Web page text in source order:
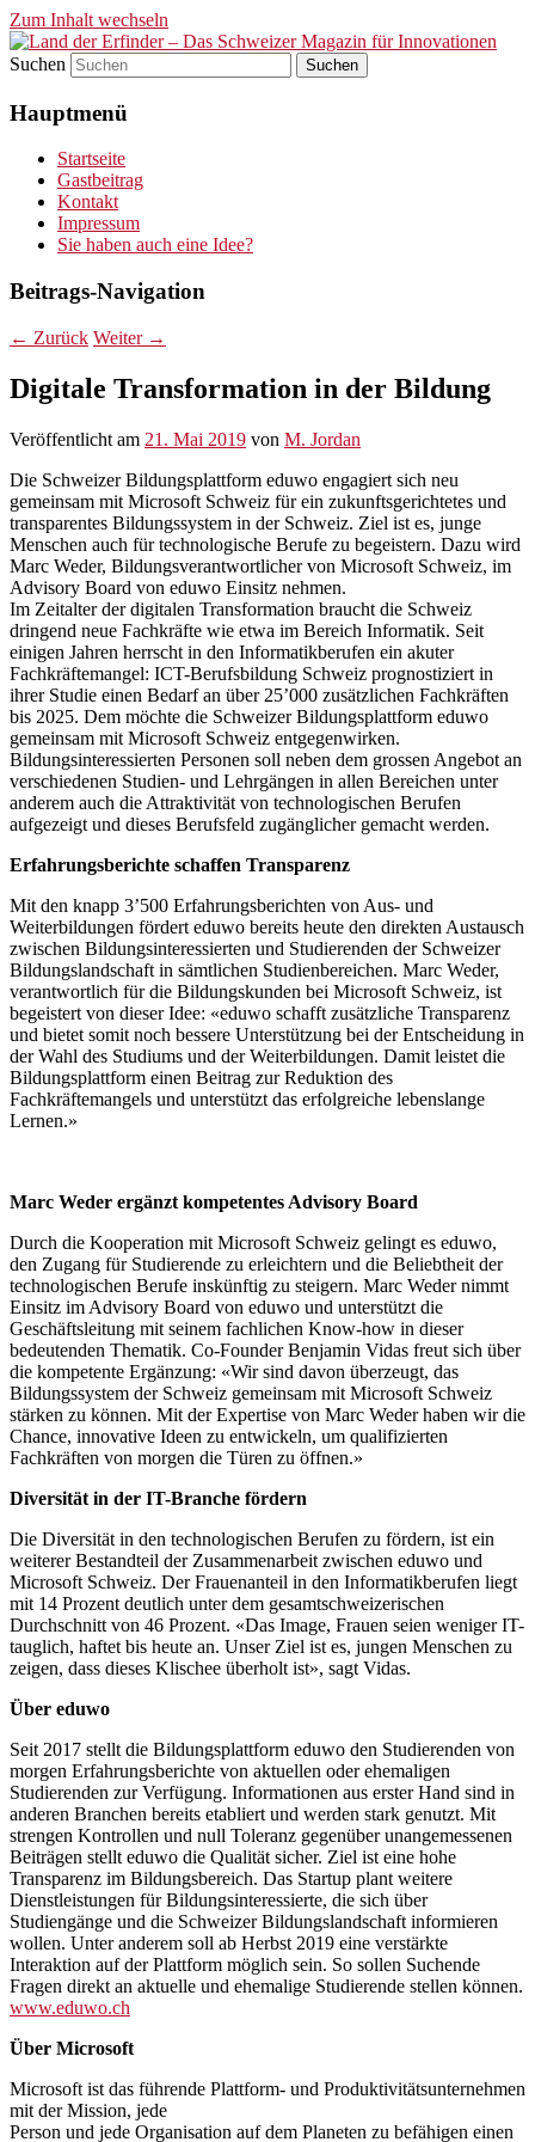
Zum Inhalt wechseln
Land der Erfinder – Das
Schweizer Magazin für
Innovationen
Suchen
Hauptmenü
Startseite
Gastbeitrag
Kontakt
Impressum
Sie haben auch eine Idee?
Beitrags-Navigation
← Zurück Weiter →
Digitale Transformation in der Bildung
Veröffentlicht am 21. Mai 2019 von M. Jordan
Die Schweizer Bildungsplattform eduwo engagiert sich neu
gemeinsam mit Microsoft Schweiz für ein zukunftsgerichtetes und
transparentes Bildungssystem in der Schweiz. Ziel ist es, junge
Menschen auch für technologische Berufe zu begeistern. Dazu wird
Marc Weder, Bildungsverantwortlicher von Microsoft Schweiz, im
Advisory Board von eduwo Einsitz nehmen.
Im Zeitalter der digitalen Transformation braucht die Schweiz
dringend neue Fachkräfte wie etwa im Bereich Informatik. Seit
einigen Jahren herrscht in den Informatikberufen ein akuter
Fachkräftemangel: ICT-Berufsbildung Schweiz prognostiziert in
ihrer Studie einen Bedarf an über 25’000 zusätzlichen Fachkräften
bis 2025. Dem möchte die Schweizer Bildungsplattform eduwo
gemeinsam mit Microsoft Schweiz entgegenwirken.
Bildungsinteressierten Personen soll neben dem grossen Angebot an
verschiedenen Studien- und Lehrgängen in allen Bereichen unter
anderem auch die Attraktivität von technologischen Berufen
aufgezeigt und dieses Berufsfeld zugänglicher gemacht werden.
Erfahrungsberichte schaffen Transparenz
Mit den knapp 3’500 Erfahrungsberichten von Aus- und
Weiterbildungen fördert eduwo bereits heute den direkten Austausch
zwischen Bildungsinteressierten und Studierenden der Schweizer
Bildungslandschaft in sämtlichen Studienbereichen. Marc Weder,
verantwortlich für die Bildungskunden bei Microsoft Schweiz, ist
begeistert von dieser Idee: «eduwo schafft zusätzliche Transparenz
und bietet somit noch bessere Unterstützung bei der Entscheidung in
der Wahl des Studiums und der Weiterbildungen. Damit leistet die
Bildungsplattform einen Beitrag zur Reduktion des
Fachkräftemangels und unterstützt das erfolgreiche lebenslange
Lernen.»
Marc Weder ergänzt kompetentes Advisory Board
Durch die Kooperation mit Microsoft Schweiz gelingt es eduwo,
den Zugang für Studierende zu erleichtern und die Beliebtheit der
technologischen Berufe inskünftig zu steigern. Marc Weder nimmt
Einsitz im Advisory Board von eduwo und unterstützt die
Geschäftsleitung mit seinem fachlichen Know-how in dieser
bedeutenden Thematik. Co-Founder Benjamin Vidas freut sich über
die kompetente Ergänzung: «Wir sind davon überzeugt, das
Bildungssystem der Schweiz gemeinsam mit Microsoft Schweiz
stärken zu können. Mit der Expertise von Marc Weder haben wir die
Chance, innovative Ideen zu entwickeln, um qualifizierten
Fachkräften von morgen die Türen zu öffnen.»
Diversität in der IT-Branche fördern
Die Diversität in den technologischen Berufen zu fördern, ist ein
weiterer Bestandteil der Zusammenarbeit zwischen eduwo und
Microsoft Schweiz. Der Frauenanteil in den Informatikberufen liegt
mit 14 Prozent deutlich unter dem gesamtschweizerischen
Durchschnitt von 46 Prozent. «Das Image, Frauen seien weniger IT-
tauglich, haftet bis heute an. Unser Ziel ist es, jungen Menschen zu
zeigen, dass dieses Klischee überholt ist», sagt Vidas.
Über eduwo
Seit 2017 stellt die Bildungsplattform eduwo den Studierenden von
morgen Erfahrungsberichte von aktuellen oder ehemaligen
Studierenden zur Verfügung. Informationen aus erster Hand sind in
anderen Branchen bereits etabliert und werden stark genutzt. Mit
strengen Kontrollen und null Toleranz gegenüber unangemessenen
Beiträgen stellt eduwo die Qualität sicher. Ziel ist eine hohe
Transparenz im Bildungsbereich. Das Startup plant weitere
Dienstleistungen für Bildungsinteressierte, die sich über
Studiengänge und die Schweizer Bildungslandschaft informieren
wollen. Unter anderem soll ab Herbst 2019 eine verstärkte
Interaktion auf der Plattform möglich sein. So sollen Suchende
Fragen direkt an aktuelle und ehemalige Studierende stellen können.
www.eduwo.ch
Über Microsoft
Microsoft ist das führende Plattform- und Produktivitätsunternehmen
mit der Mission, jede
Person und jede Organisation auf dem Planeten zu befähigen einen